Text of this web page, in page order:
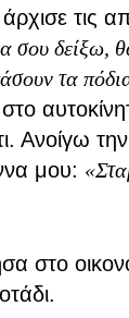
τις
σου δείξω,
τα
Ανοίγω
μου:
στο